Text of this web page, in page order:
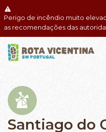
Perigo de incêndio muito
as recomendações das
Santiago do